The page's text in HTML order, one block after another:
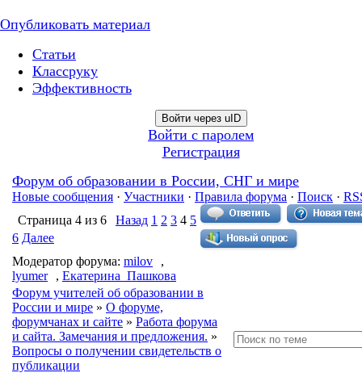
Опубликовать материал
Статьи
Классруку
Эффективность
Войти через uID
Войти с паролем
Регистрация
Форум об образовании в России, СНГ и мире
Новые сообщения · Участники · Правила форума · Поиск ·
Страница 4 из 6 Назад 1 2 3 4 5
6 Далее
Модератор форума: milov
,
lyumer
, Екатерина_Пашкова
Форум учителей об образовании в
России и мире » О форуме,
форумчанах и сайте » Работа форума
и сайта. Замечания и предложения. »
Вопросы о получении свидетельств о
публикации